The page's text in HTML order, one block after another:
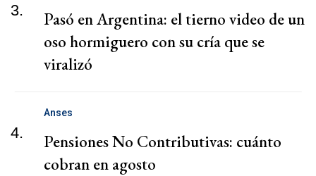
3.
Pasó en Argentina: el tierno video de un
oso hormiguero con su cría que se
viralizó
4.
Anses
Pensiones No Contributivas: cuánto
cobran en agosto